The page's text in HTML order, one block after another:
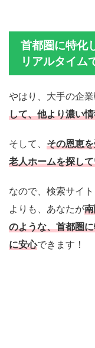
首都圏に特化
リアルタイム
やはり、大手の企
して、他より濃い
そして、 その恩恵
老人ホームを探し
なので、検索サイ
よりも、あなたが
のような、首都圏
に安心できます！